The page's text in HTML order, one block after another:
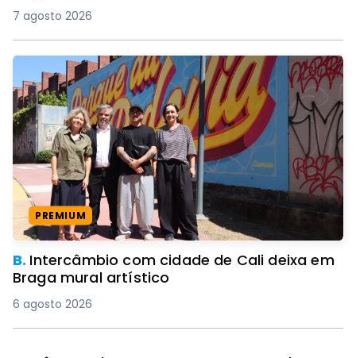
7 agosto 2026
PREMIUM
B. Intercâmbio com cidade de Cali deixa em
Braga mural artístico
6 agosto 2026